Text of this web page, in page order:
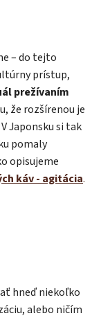
– do tejto
prístup,
prežívaním
že rozšírenou je
Japonsku si tak
pomaly
opisujeme
káv - agitácia.
hneď niekoľko
alebo ničím